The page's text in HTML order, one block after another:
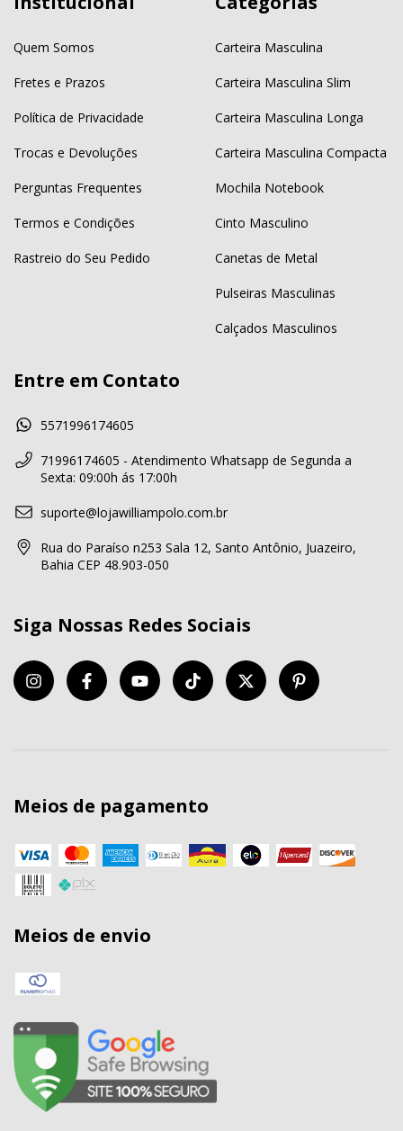
Quem Somos
Fretes e Prazos
Política de Privacidade
Trocas e Devoluções
Perguntas Frequentes
Termos e Condições
Rastreio do Seu Pedido
Carteira Masculina
Carteira Masculina Slim
Carteira Masculina Longa
Carteira Masculina Compacta
Mochila Notebook
Cinto Masculino
Canetas de Metal
Pulseiras Masculinas
Calçados Masculinos
Entre em Contato
5571996174605
71996174605 - Atendimento Whatsapp de Segunda a
Sexta: 09:00h ás 17:00h
suporte@lojawilliampolo.com.br
Rua do Paraíso n253 Sala 12, Santo Antônio, Juazeiro,
Bahia CEP 48.903-050
Siga Nossas Redes Sociais
Meios de pagamento
Meios de envio